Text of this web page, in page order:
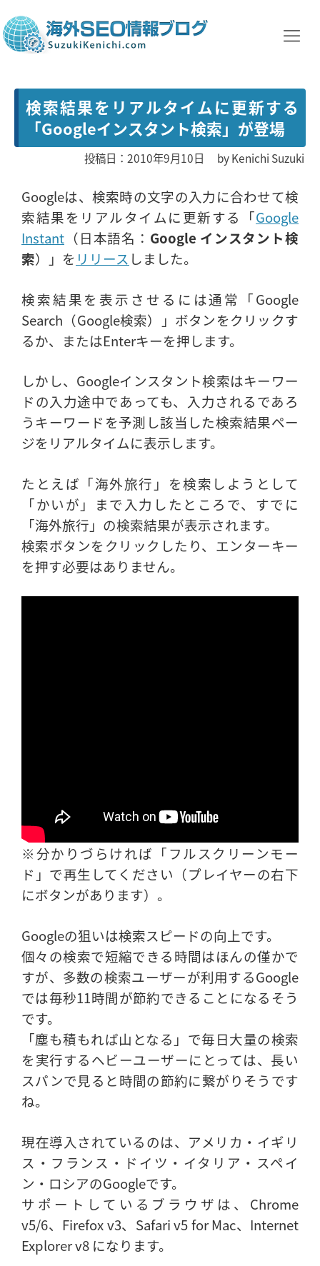
検索結果をリアルタイムに更新する
「Googleインスタント検索」が登場
投稿日：2010年9月10日 byKenichi Suzuki
Googleは、検索時の文字の入力に合わせて検
索結果をリアルタイムに更新する「Google
Instant （日本語名： Google インスタント検
索）」を リリース しました。
検索結果を表示させるには通常「Google
Search（Google検索）」ボタンをクリックす
るか、またはEnterキーを押します。
しかし、Googleインスタント検索はキーワー
ドの入力途中であっても、入力されるであろ
うキーワードを予測し該当した検索結果ペー
ジをリアルタイムに表示します。
たとえば「海外旅行」を検索しようとして
「かいが」まで入力したところで、すでに
「海外旅行」の検索結果が表示されます。
検索ボタンをクリックしたり、エンターキー
を押す必要はありません。
※分かりづらければ「フルスクリーンモー
ド」で再生してください（プレイヤーの右下
にボタンがあります）。
Googleの狙いは検索スピードの向上です。
個々の検索で短縮できる時間はほんの僅かで
すが、多数の検索ユーザーが利用するGoogle
では毎秒11時間が節約できることになるそう
です。
「塵も積もれば山となる」で毎日大量の検索
を実行するヘビーユーザーにとっては、長い
スパンで見ると時間の節約に繋がりそうです
ね。
現在導入されているのは、アメリカ・イギリ
ス・フランス・ドイツ・イタリア・スペイ
ン・ロシアのGoogleです。
サポートしているブラウザは、Chrome
v5/6、Firefox v3、Safari v5 for Mac、Internet
Explorer v8 になります。